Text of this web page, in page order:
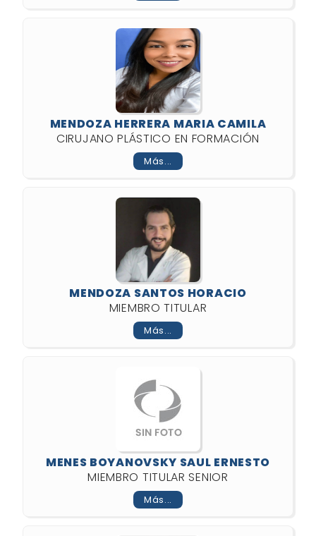
MENDOZA HERRERA MARIA CAMILA
CIRUJANO PLÁSTICO EN FORMACIÓN
Más...
MENDOZA SANTOS HORACIO
MIEMBRO TITULAR
Más...
MENES BOYANOVSKY SAUL ERNESTO
MIEMBRO TITULAR SENIOR
Más...